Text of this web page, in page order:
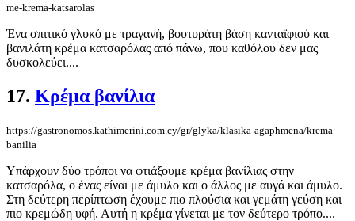
me-krema-katsarolas
Ένα σπιτικό γλυκό με τραγανή, βουτυράτη βάση κανταϊφιού και
βανιλάτη κρέμα κατσαρόλας από πάνω, που καθόλου δεν μας
δυσκολεύει....
17. Κρέμα βανίλια
https://gastronomos.kathimerini.com.cy/gr/glyka/klasika-agaphmena/krema-
banilia
Υπάρχουν δύο τρόποι να φτιάξουμε κρέμα βανίλιας στην
κατσαρόλα, ο ένας είναι με άμυλο και ο άλλος με αυγά και άμυλο.
Στη δεύτερη περίπτωση έχουμε πιο πλούσια και γεμάτη γεύση και
πιο κρεμώδη υφή. Αυτή η κρέμα γίνεται με τον δεύτερο τρόπο....